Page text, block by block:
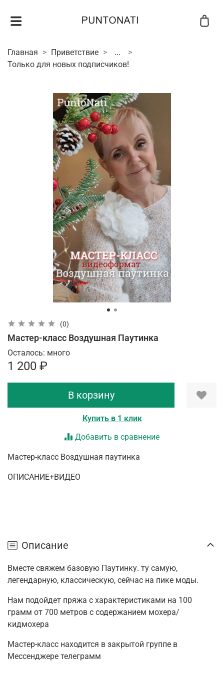
Главная Приветствие
...
Только для новых подписчиков!
(0)
Мастер-класс Воздушная Паутинка
Осталось: много
1 200 ₽
В корзину
Купить в 1 клик
Добавить в сравнение
Мастер-класс Воздушная паутинка
ОПИСАНИЕ+ВИДЕО
Описание
Вместе свяжем базовую Паутинку. ту самую,
легендарную, классическую, сейчас на пике моды.
Нам подойдет пряжа с характеристиками на 100
грамм от 700 метров с содержанием мохера/
кидмохера
Мастер-класс находится в закрытой группе в
Мессенджере телеграмм